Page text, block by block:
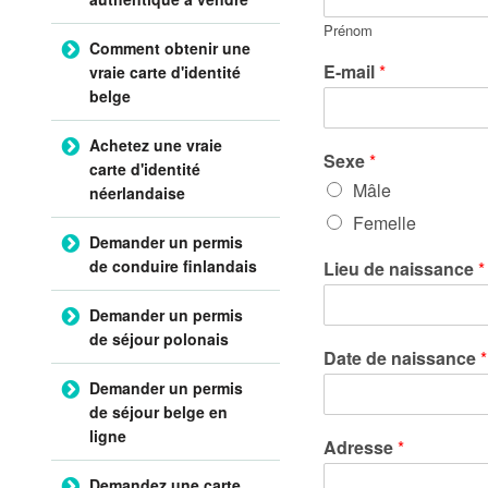
Prénom
E-mail*
Sexe*
Mâle
Femelle
Lieu de naissance*
Date de naissance*
Adresse*
Comment obtenir une
vraie carte d'identité
belge
Achetez une vraie
carte d'identité
néerlandaise
Demander un permis
de conduire finlandais
Demander un permis
de séjour polonais
Demander un permis
de séjour belge en
ligne